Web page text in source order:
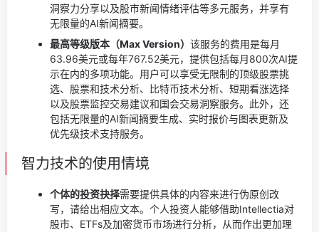
洞察力分享以及股市新闻情绪评估等多元服务，并享有
无限量的AI新闻摘要。
最高等级版本（Max Version） 该服务的费用是每月
63.96美元或每年767.52美元，提供包括每月800次AI提
示在内的多项功能。用户可以享受无限制的顶级股票挑
选、股票和技术分析、比特币技术分析、短期看涨选择
以及股票监控交易建议和国会交易洞察服务。此外，还
包括无限量的AI新闻摘要生成、实时报价与图表更新及
优先级技术支持服务。
智力技术的使用情境
个体的投资抉择需要提供具体的内容来进行伪原创改
写，请给出相应文本。 个人投资人能够借助Intellectia对
股市、ETFs及加密货币市场进行分析，从而作出更加理